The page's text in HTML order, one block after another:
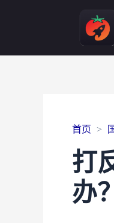
首页
打
办